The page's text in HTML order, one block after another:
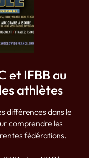
et IFBB au
athlètes
différences dans le
comprendre les
fédérations.